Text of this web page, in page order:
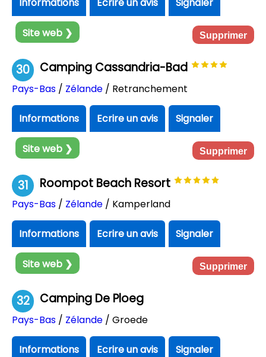
Informations Ecrire un avis Signaler
Site web ❯ Supprimer
30 Camping Cassandria-Bad
Pays-Bas / Zélande / Retranchement
Informations Ecrire un avis Signaler
Site web ❯ Supprimer
31 Roompot Beach Resort
Pays-Bas / Zélande / Kamperland
Informations Ecrire un avis Signaler
Site web ❯ Supprimer
32 Camping De Ploeg
Pays-Bas / Zélande / Groede
Informations Ecrire un avis Signaler